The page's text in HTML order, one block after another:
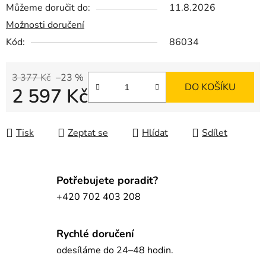
Můžeme doručit do:
11.8.2026
Možnosti doručení
Kód:
86034
3 377 Kč –23 %
2 597 Kč DO KOŠÍKU
Tisk Zeptat se Hlídat Sdílet
Potřebujete poradit?
+420 702 403 208
Rychlé doručení
odesíláme do 24–48 hodin.